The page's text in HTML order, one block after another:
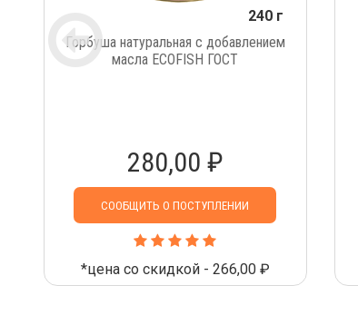
240 г
Горбуша натуральная с добавлением
масла ECOFISH ГОСТ
280,00 ₽
СООБЩИТЬ О ПОСТУПЛЕНИИ
*цена со скидкой - 266,00 ₽